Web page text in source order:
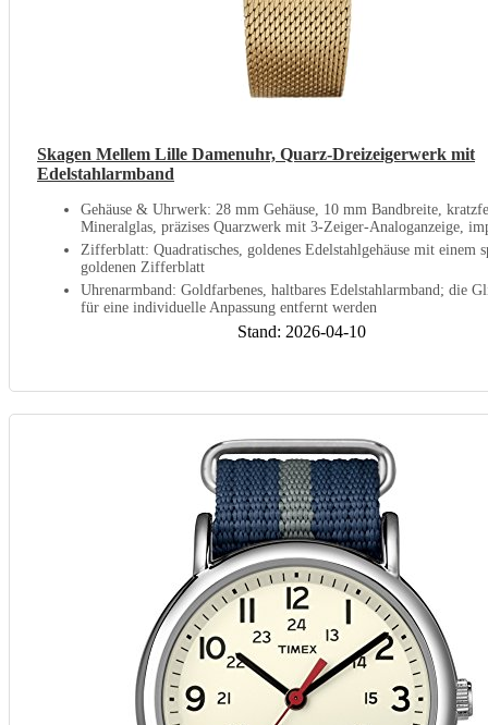
Skagen Mellem Lille Damenuhr, Quarz-Dreizeigerwerk mit
Edelstahlarmband
Gehäuse & Uhrwerk: 28 mm Gehäuse, 10 mm Bandbreite,
Mineralglas, präzises Quarzwerk mit 3-Zeiger-Analoganzeige,
Zifferblatt: Quadratisches, goldenes Edelstahlgehäuse mit einem
goldenen Zifferblatt
Uhrenarmband: Goldfarbenes, haltbares Edelstahlarmband; die
für eine individuelle Anpassung entfernt werden
Stand: 2026-04-10